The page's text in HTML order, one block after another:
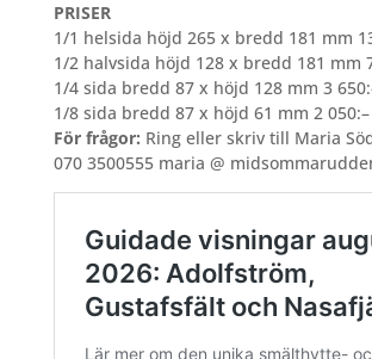
PRISER
1/1 helsida höjd 265 x bredd 181 mm
1/2 halvsida höjd 128 x bredd 181 mm
1/4 sida bredd 87 x höjd 128 mm 3
1/8 sida bredd 87 x höjd 61 mm 2 050:–
För frågor: Ring eller skriv till Maria
070 3500555 maria @